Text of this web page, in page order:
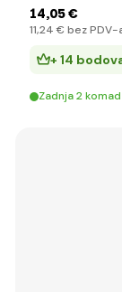
14,05 €
11,24 € bez PDV-
+ 14
Zadnja 2